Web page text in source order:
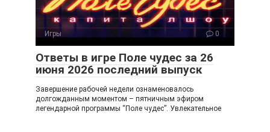
Игры 0
Ответы в игре Поле чудес за 26
июня 2026 последний выпуск
Завершение рабочей недели ознаменовалось
долгожданным моментом – пятничным эфиром
легендарной программы “Поле чудес”. Увлекательное